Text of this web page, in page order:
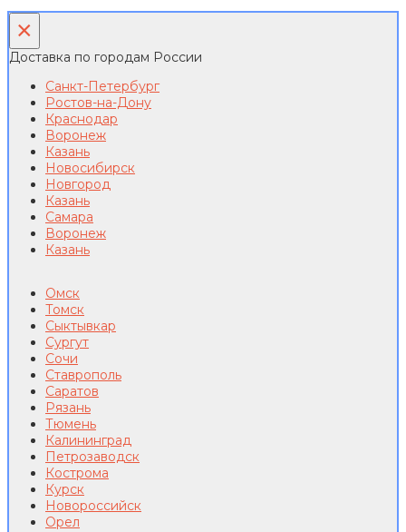
×
Доставка по городам России
Санкт-Петербург
Ростов-на-Дону
Краснодар
Воронеж
Казань
Новосибирск
Новгород
Казань
Самара
Воронеж
Казань
Омск
Томск
Сыктывкар
Сургут
Сочи
Ставрополь
Саратов
Рязань
Тюмень
Калининград
Петрозаводск
Кострома
Курск
Новороссийск
Орел